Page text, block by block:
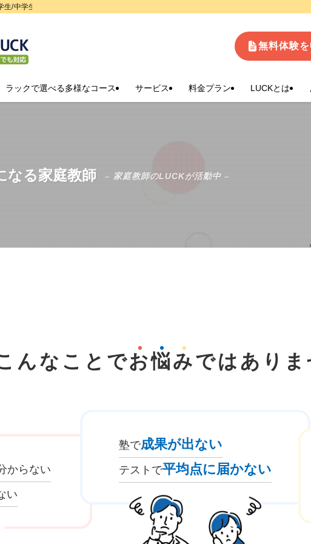
/中学生/高校生
ラックで選べる多様なコース サービス 料金プラン LUCKとは
無料体験
なる家庭教師 – 家庭教師のLUCKが活動中 –
んなことでお悩みでは ありま
からない
い
塾で成果が出ない
テストで平均点に届かない